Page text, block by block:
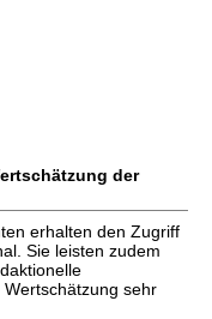
der
erhalten den Zugriff
Sie leisten zudem
sehr